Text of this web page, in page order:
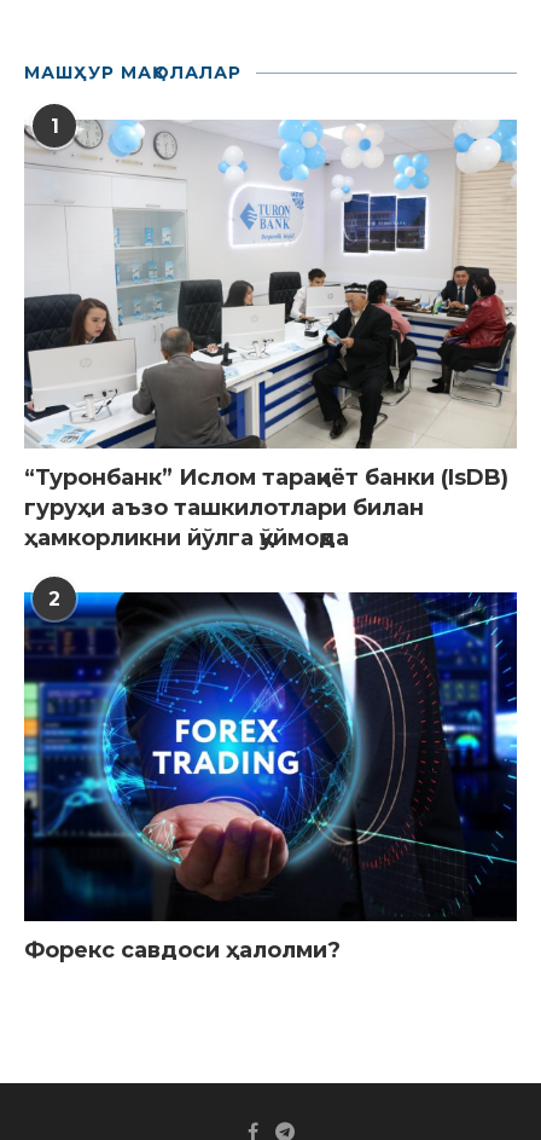
МАШҲУР МАҚОЛАЛАР
1
“Туронбанк” Ислом тараққиёт банки (IsDB)
гуруҳи аъзо ташкилотлари билан
ҳамкорликни йўлга қўймоқда
2
Форекс савдоси ҳалолми?